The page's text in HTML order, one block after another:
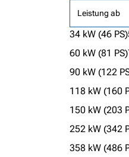
Leistung ab
34 kW (46 PS)
60 kW (81 PS)
90 kW (122
118 kW (160
150 kW (203
252 kW (342
358 kW (486